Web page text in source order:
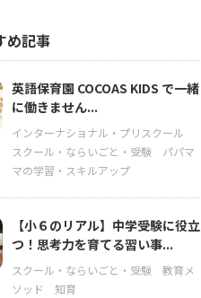
め記事
英語保育園 COCOAS KIDS で一緒
に働きません...
インターナショナル・プリスクール
スクール・ならいごと・受験
パパマ
マの学習・スキルアップ
【小６のリアル】中学受験に役立
つ！思考力を育てる習い事...
スクール・ならいごと・受験
教育メ
ソッド
知育